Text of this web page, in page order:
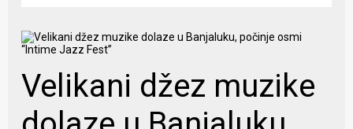
Velikani džez muzike